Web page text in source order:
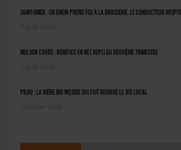
Saint-Omer : un engin prend feu à la brasserie, le conducteur
Molson Coors : bénéfice en net repli au deuxième trimestre
Pilou : la bière bio niçoise qui fait revivre le jeu local